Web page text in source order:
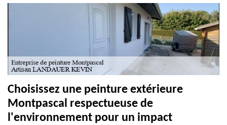
Choisissez une peinture extérieure
Montpascal respectueuse de
l'environnement pour un impact